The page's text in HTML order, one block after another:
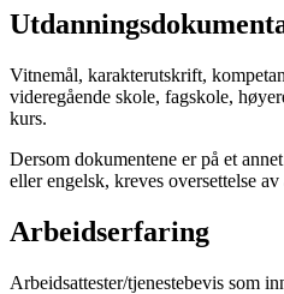
Vitnemål, karakterutskrift,
videregående skole, fagskole,
kurs.
Dersom dokumentene er på et
eller engelsk, kreves oversettelse
Arbeidserfaring
Arbeidsattester/tjenestebevis som